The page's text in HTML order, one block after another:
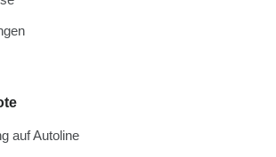
auf Autoline